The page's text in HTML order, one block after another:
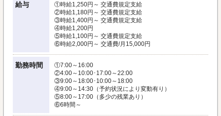
給与
①時給1,250円～ 交通費規定支給
②時給1,180円～ 交通費規定支給
③時給1,400円～ 交通費規定支給
④時給1,200円
⑤時給1,100円～ 交通費規定支給
⑥時給2,000円～ 交通費/月15,000円
勤務時間
①7:00～16:00
②4:00～10:00･17:00～22:00
③9:00～18:00･10:00～18:00
④9:00～14:30（予約状況により変動有り）
⑤8:00～17:00（多少の残業あり）
⑥6時間～